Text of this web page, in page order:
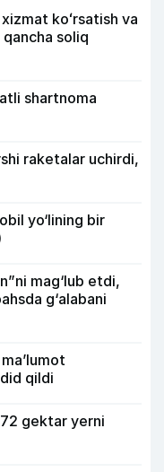
koʻrsatish va
soliq
shartnoma
raketalar uchirdi,
yo‘lining bir
mag‘lub etdi,
g‘alabani
qildi
gektar yerni